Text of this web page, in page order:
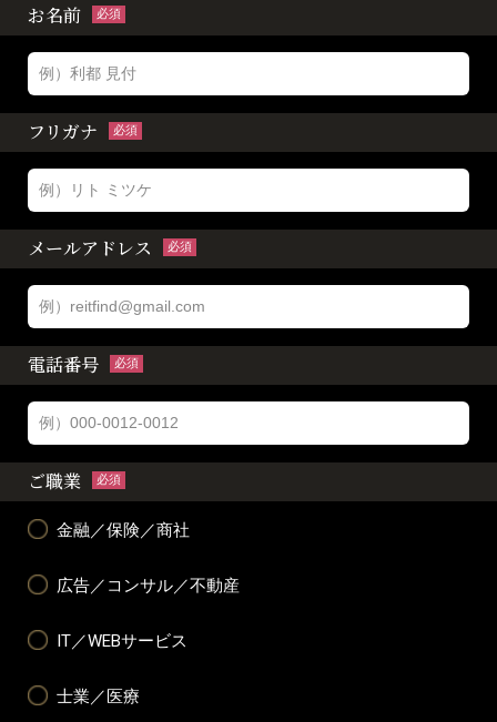
お名前 必須
フリガナ 必須
メールアドレス 必須
電話番号 必須
ご職業 必須
金融／保険／商社
広告／コンサル／不動産
IT／WEBサービス
士業／医療